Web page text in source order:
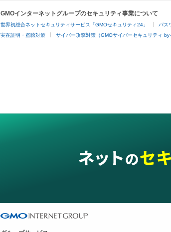
GMOインターネットグループのセキュリティ事業について
世界初総合ネットセキュリティサービス「GMOセキュリティ24」 パス
実在証明・盗聴対策 サイバー攻撃対策（GMOサイバーセキュリティ by